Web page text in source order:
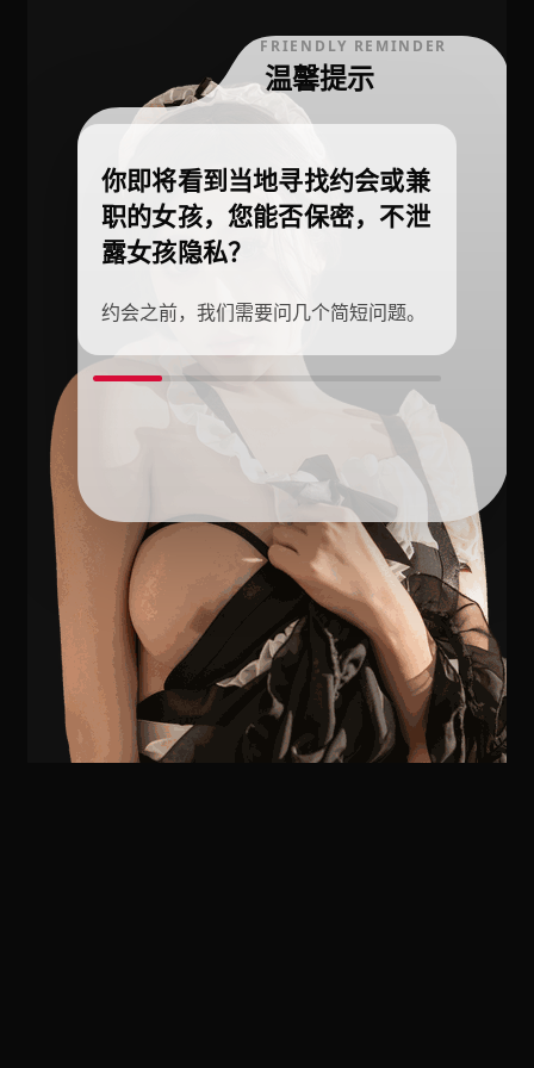
FRIENDLY REMINDER
温馨提示
你即将看到当地寻找约会或兼
职的女孩，您能否保密，不泄
露女孩隐私？
约会之前，我们需要问几个简短问题。